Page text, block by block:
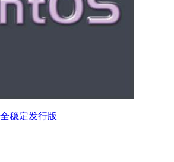
稳定发行版